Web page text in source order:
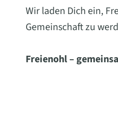
Wir laden Dich ein,
Gemeinschaft zu
Freienohl –